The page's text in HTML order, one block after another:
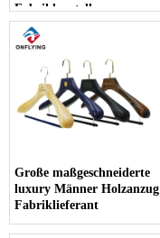
Fabrikhersteller
Große maßgeschneiderte
luxury Männer Holzanzug
Fabriklieferant